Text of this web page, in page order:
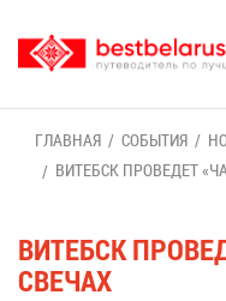
ГЛАВ­НАЯ СО­БЫ­ТИЯ
ВИ­ТЕБСК ПРО­ВЕ­ДЕТ
ВИ­ТЕБСК
СВЕ­ЧАХ